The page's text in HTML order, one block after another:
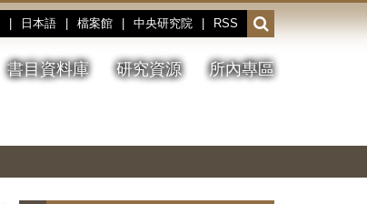
日本語 檔案館 中央研究院 RSS
開
啟
或
收
書目資料庫 研究資源 所內專區
停、
圖
圖
結